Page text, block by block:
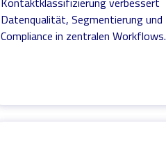
Datenqualität, Segmentierung und
Compliance in zentralen Workflows.